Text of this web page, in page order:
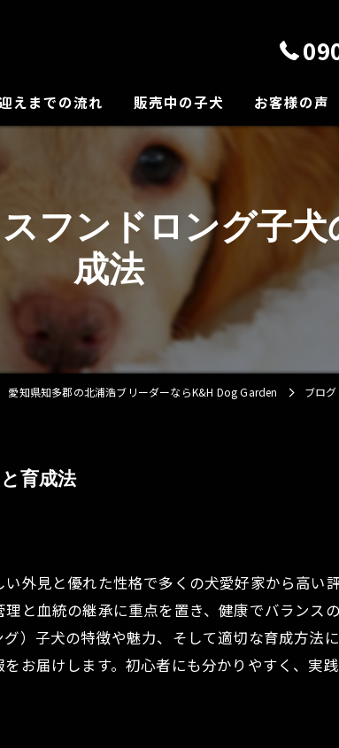
えまでの流れ 販売中の子犬 お客様の声
フンドロング子
成法
愛知県知多郡の北浦浩ブリーダーならK&H Dog Garden ブログ
育成法
外見と優れた性格で多くの犬愛好家から高い
と血統の継承に重点を置き、健康でバランス
）子犬の特徴や魅力、そして適切な育成方法
お届けします。初心者にも分かりやすく、実